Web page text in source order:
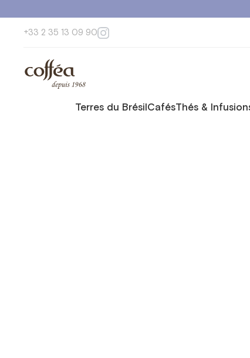
+33 2 35 13 09 90
Terres du BrésilCafésThés &